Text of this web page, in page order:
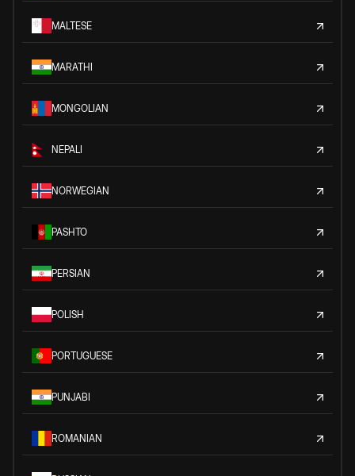
MALTESE
MARATHI
MONGOLIAN
NEPALI
NORWEGIAN
PASHTO
PERSIAN
POLISH
PORTUGUESE
PUNJABI
ROMANIAN